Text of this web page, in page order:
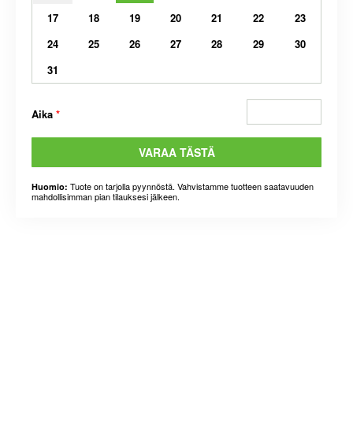
17
18 19 20 21 22
23
24
25 26 27 28 29
30
31
Aika *
VARAA TÄSTÄ
Huomio: Tuote on tarjolla pyynnöstä. Vahvistamme tuotteen saatavuuden
mahdollisimman pian tilauksesi jälkeen.